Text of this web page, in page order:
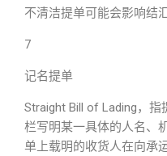
不清洁提单可能会影响结
7
记名提单
Straight Bill of Lading，
栏写明某一具体的人名、
单上载明的收货人在向承